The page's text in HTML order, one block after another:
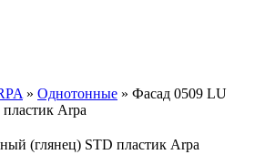
» Однотонные » Фасад 0509 LU
Arpa